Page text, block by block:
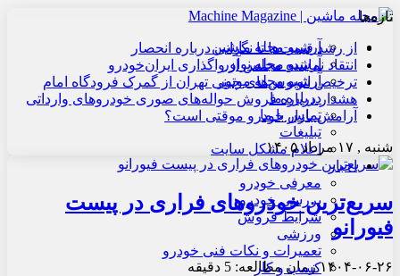
آرشیو مجله ماشین
آرشیو مجله نوآور
آرشیو مجله موتور
درباره ما
تماس با ما
تبلیغات
اعلام مشکل سایت
اخبار
معرفی خودرو
بررسی خودرو
شرایط فروش
ورزشی
تعمیرات و نکات فنی خودرو
کسب و کار
تازه‌ها
از رشد قیمت‌ها تا نگرانی درباره انحصار
انتقاد نماینده مجلس از واگذاری ایران‌خودرو
ترخیص اتوبوس‌های چینی تهران از گمرک فرودگاه امام
هشدار درباره فروش حواله‌های صوری خودروهای وارداتی
آرامش بازار خودرو موقتی است؟
شنبه , ۱۷ مرداد ۱۴۰۵
سریع‌ترین خودروهای فراری در پیست
فیورانو
۱۴۰۴-۰۶-۲۶زمان مطالعه: 5 دقیقه